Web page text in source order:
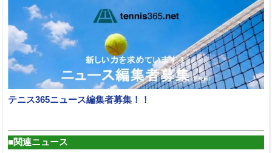
テニス365ニュース編集者募集！！
■関連ニュース